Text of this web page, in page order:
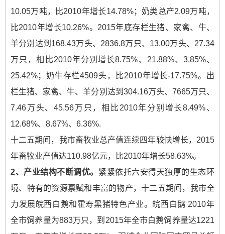
10.05万吨，比2010年增长14.78%；奶类总产2.09万吨，
比2010年增长10.26%。2015年底存栏生猪、家禽、牛、
羊分别达到168.43万头、2836.8万只、13.00万头、27.34
万只，相比2010年分别增长8.75%、21.88%、3.85%、
25.42%；奶牛存栏4509头，比2010年增长-17.75%。出
栏生猪、家禽、牛、羊分别达到304.16万头、7665万只、
7.46万头、45.56万只，相比2010年分别增长8.49%、
12.68%、8.67%、6.36%.
十二五期间，我市畜牧业总产值连续四年较快增长，2015
年畜牧业产值达110.98亿元，比2010年增长58.63%。
2、产业结构不断调优。 紧紧依托六安得天独厚的生态环
境、特有的资源禀赋和丰富的物产，十二五期间，我市全
力发展皖西白鹅和霍寿黑猪特色产业。皖西白鹅 2010年
全市饲养量为883万只，到2015年全市白鹅饲养量达1221